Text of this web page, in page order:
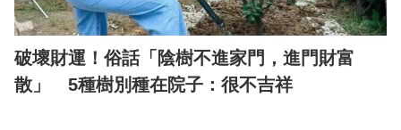
破壞財運！俗話「陰樹不進家門，進門財富
散」 5種樹別種在院子：很不吉祥